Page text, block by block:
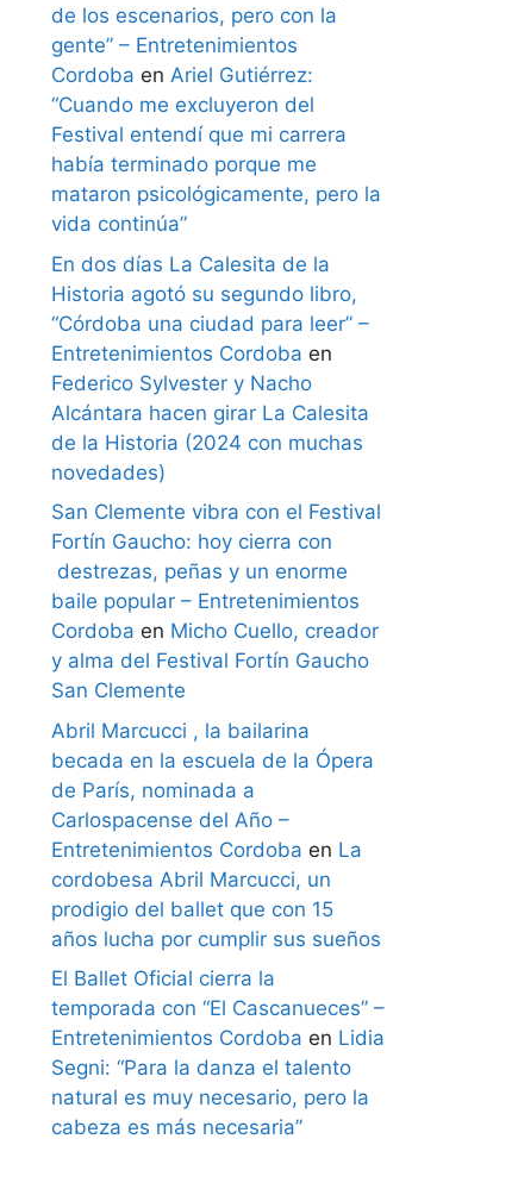
de los escenarios, pero con la
gente” – Entretenimientos
Cordoba en Ariel Gutiérrez:
“Cuando me excluyeron del
Festival entendí que mi carrera
había terminado porque me
mataron psicológicamente, pero la
vida continúa”
En dos días La Calesita de la
Historia agotó su segundo libro,
“Córdoba una ciudad para leer” –
Entretenimientos Cordoba en
Federico Sylvester y Nacho
Alcántara hacen girar La Calesita
de la Historia (2024 con muchas
novedades)
San Clemente vibra con el Festival
Fortín Gaucho: hoy cierra con
destrezas, peñas y un enorme
baile popular – Entretenimientos
Cordoba en Micho Cuello, creador
y alma del Festival Fortín Gaucho
San Clemente
Abril Marcucci , la bailarina
becada en la escuela de la Ópera
de París, nominada a
Carlospacense del Año –
Entretenimientos Cordoba en La
cordobesa Abril Marcucci, un
prodigio del ballet que con 15
años lucha por cumplir sus sueños
El Ballet Oficial cierra la
temporada con “El Cascanueces” –
Entretenimientos Cordoba en Lidia
Segni: “Para la danza el talento
natural es muy necesario, pero la
cabeza es más necesaria”